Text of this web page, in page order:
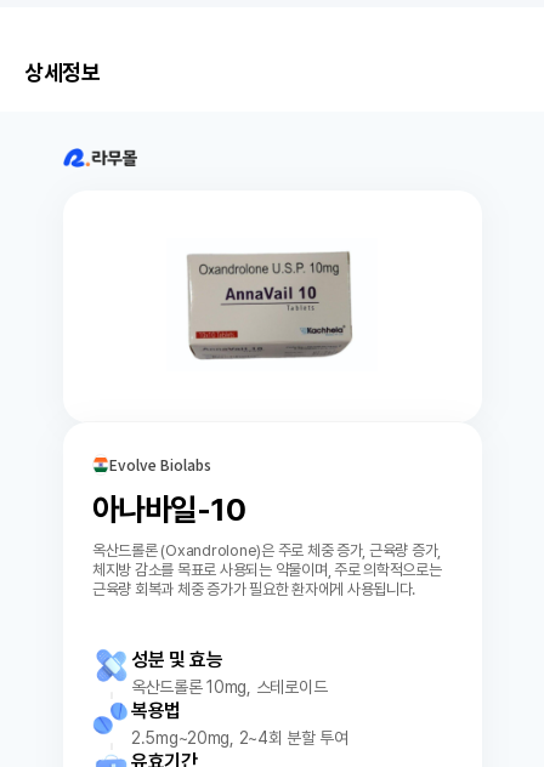
상세정보
Evolve Biolabs
아나바일-10
옥산드롤론 (Oxandrolone)은 주로 체중 증가, 근육량 증가,
체지방 감소를 목표로 사용되는 약물이며, 주로 의학적으로는
근육량 회복과 체중 증가가 필요한 환자에게 사용됩니다.
성분 및 효능
옥산드롤론 10mg, 스테로이드
복용법
2.5mg~20mg, 2~4회 분할 투여
유효기간